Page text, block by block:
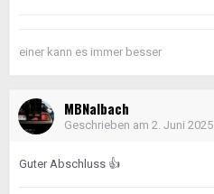
einer kann es immer besser
MBNalbach
Geschrieben am 2. Juni 2025
Guter Abschluss 👍